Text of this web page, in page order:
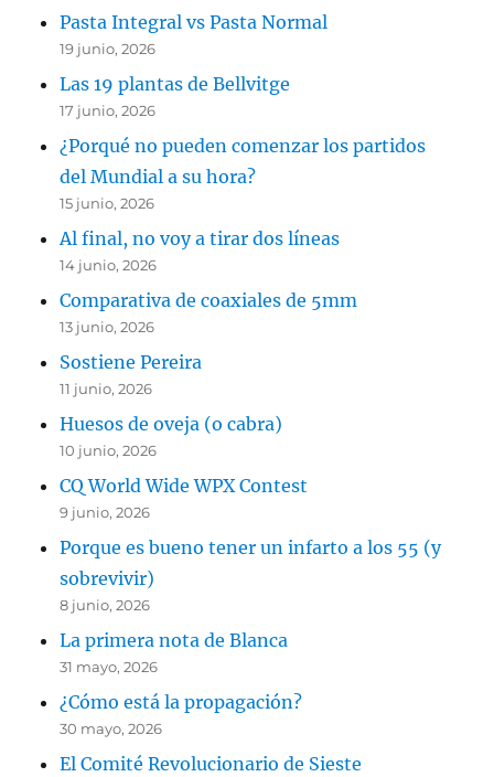
Pasta Integral vs Pasta Normal
19 junio, 2026
Las 19 plantas de Bellvitge
17 junio, 2026
¿Porqué no pueden comenzar los partidos
del Mundial a su hora?
15 junio, 2026
Al final, no voy a tirar dos líneas
14 junio, 2026
Comparativa de coaxiales de 5mm
13 junio, 2026
Sostiene Pereira
11 junio, 2026
Huesos de oveja (o cabra)
10 junio, 2026
CQ World Wide WPX Contest
9 junio, 2026
Porque es bueno tener un infarto a los 55 (y
sobrevivir)
8 junio, 2026
La primera nota de Blanca
31 mayo, 2026
¿Cómo está la propagación?
30 mayo, 2026
El Comité Revolucionario de Sieste